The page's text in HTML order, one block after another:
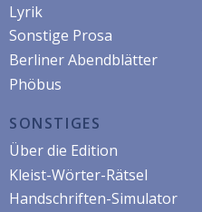
Lyrik
Sonstige Prosa
Berliner Abendblätter
Phöbus
SONSTIGES
Über die Edition
Kleist-Wörter-Rätsel
Handschriften-Simulator